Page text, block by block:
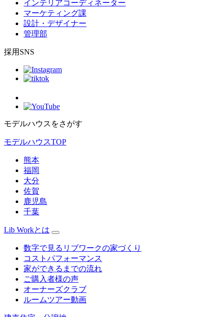
インテリアコーディネーター
マーケティング課
設計・デザイナー
管理部
採用SNS
モデルハウスをさがす
モデルハウスTOP
熊本
福岡
大分
佐賀
鹿児島
千葉
Lib Workとは
数字で見るリブワークの家づくり
コストパフォーマンス
家ができるまでの流れ
ご購入者様の声
オーナーズクラブ
ルームツアー動画